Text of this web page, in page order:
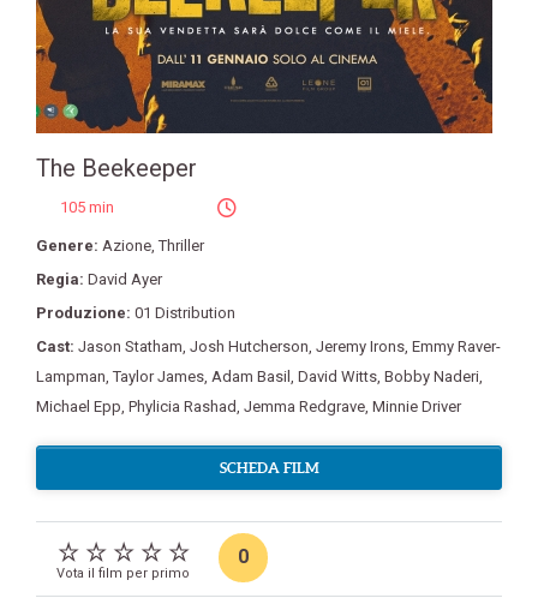
The Beekeeper
105 min
Genere: Azione,Thriller
Regia: David Ayer
Produzione: 01 Distribution
Cast: Jason Statham, Josh Hutcherson, Jeremy Irons, Emmy Raver-
Lampman,Taylor James, Adam Basil , David Witts, Bobby Naderi,
Michael Epp, Phylicia Rashad, Jemma Redgrave, Minnie Driver
SCHEDA FILM
Vota il film per primo
0